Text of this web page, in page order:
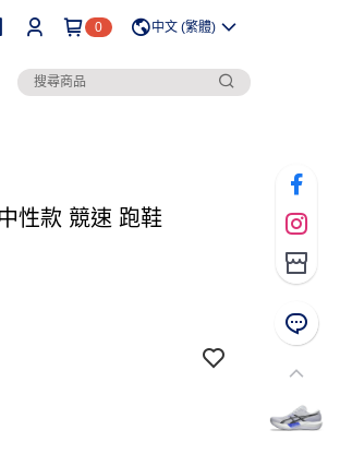
0 中文 (繁體)
性款 競速 跑鞋